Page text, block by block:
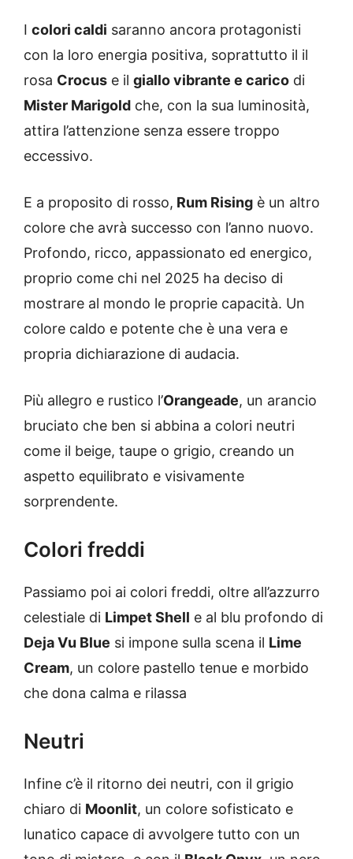
I colori caldi saranno ancora protagonisti
con la loro energia positiva, soprattutto il il
rosa Crocus e il giallo vibrante e carico di
Mister Marigold che, con la sua luminosità,
attira l’attenzione senza essere troppo
eccessivo.
E a proposito di rosso, Rum Rising è un altro
colore che avrà successo con l’anno nuovo.
Profondo, ricco, appassionato ed energico,
proprio come chi nel 2025 ha deciso di
mostrare al mondo le proprie capacità. Un
colore caldo e potente che è una vera e
propria dichiarazione di audacia.
Più allegro e rustico l’Orangeade, un arancio
bruciato che ben si abbina a colori neutri
come il beige, taupe o grigio, creando un
aspetto equilibrato e visivamente
sorprendente.
Colori freddi
Passiamo poi ai colori freddi, oltre all’azzurro
celestiale di Limpet Shell e al blu profondo di
Deja Vu Blue si impone sulla scena il Lime
Cream, un colore pastello tenue e morbido
che dona calma e rilassa
Neutri
Infine c’è il ritorno dei neutri, con il grigio
chiaro di Moonlit, un colore sofisticato e
lunatico capace di avvolgere tutto con un